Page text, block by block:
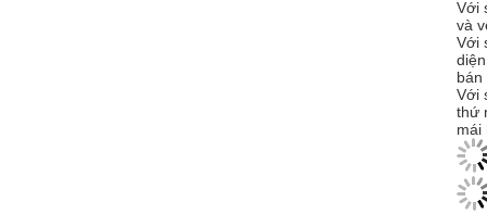
Với
và
Với
bán
Với
thứ
mái